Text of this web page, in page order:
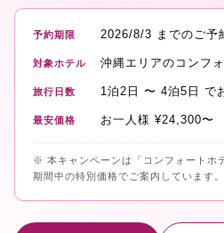
予約期限 2026/8/3 までのご予
対象ホテル 沖縄エリアのコンフ
旅行日数 1泊2日 〜 4泊5日 で
最安価格 お一人様 ¥24,300〜
※ 本キャンペーンは「コンフォートホ
期間中の特別価格でご案内しています。